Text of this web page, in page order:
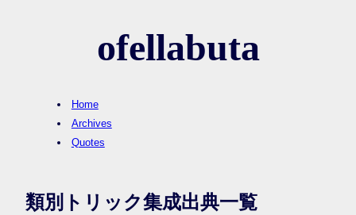
ofellabuta
Home
Archives
Quotes
類別トリック集成出典一覧